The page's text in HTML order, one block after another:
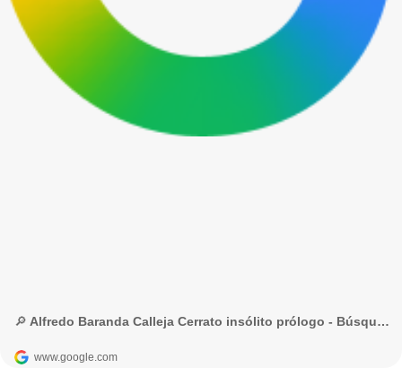
🔎 Alfredo Baranda Calleja Cerrato insólito prólogo - Búsqueda de Google
www.google.com